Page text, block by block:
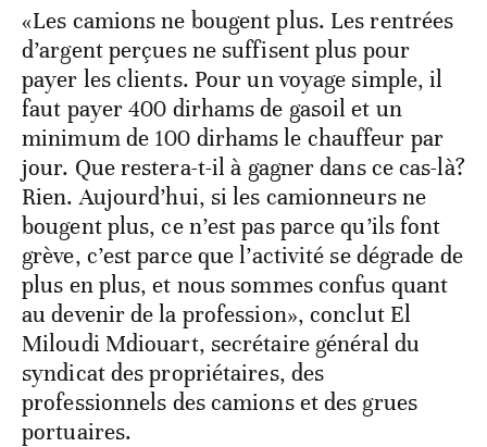
«Les camions ne bougent plus. Les rentrées
d’argent perçues ne suffisent plus pour
payer les clients. Pour un voyage simple, il
faut payer 400 dirhams de gasoil et un
minimum de 100 dirhams le chauffeur par
jour. Que restera-t-il à gagner dans ce cas-là?
Rien. Aujourd’hui, si les camionneurs ne
bougent plus, ce n’est pas parce qu’ils font
grève, c’est parce que l’activité se dégrade de
plus en plus, et nous sommes confus quant
au devenir de la profession», conclut El
Miloudi Mdiouart, secrétaire général du
syndicat des propriétaires, des
professionnels des camions et des grues
portuaires.